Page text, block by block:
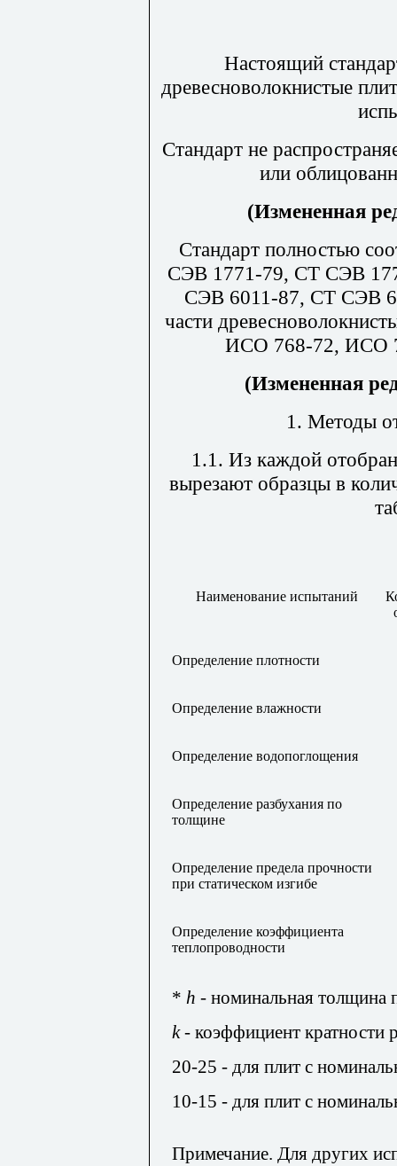
Настоящий
древесноволокнистые
Стандарт не
или
(Измененная
Стандарт полностью
СЭВ 1771-79, СТ СЭВ
СЭВ 6011-87, СТ СЭВ
части
ИСО 768-72, ИСО
(Измененная
1. Методы
1.1. Из каждой
вырезают образцы в
Наименование испытаний
Определение плотности
Определение влажности
Определение водопоглощения
Определение разбухания по
толщине
Определение предела прочности
при статическом изгибе
Определение коэффициента
теплопроводности
* h - номинальная толщина
k - коэффициент кратности
20-25 - для плит с
10-15 - для плит с
Примечание. Для других